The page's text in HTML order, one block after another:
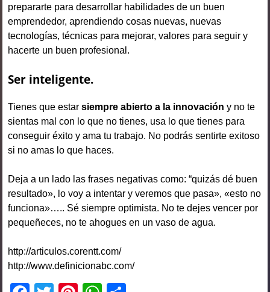
prepararte para desarrollar habilidades de un buen
emprendedor, aprendiendo cosas nuevas, nuevas
tecnologías, técnicas para mejorar, valores para seguir y
hacerte un buen profesional.
Ser inteligente.
Tienes que estar siempre abierto a la innovación y no te
sientas mal con lo que no tienes, usa lo que tienes para
conseguir éxito y ama tu trabajo. No podrás sentirte exitoso
si no amas lo que haces.
Deja a un lado las frases negativas como: “quizás dé buen
resultado», lo voy a intentar y veremos que pasa», «esto no
funciona»….. Sé siempre optimista. No te dejes vencer por
pequeñeces, no te ahogues en un vaso de agua.
http://articulos.corentt.com/
http://www.definicionabc.com/